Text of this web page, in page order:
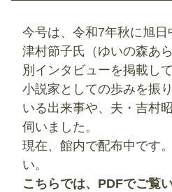
今号は、令和7年秋に旭日
津村節子氏（ゆいの森あ
別インタビューを掲載して
小説家としての歩みを振
いる出来事や、夫・吉村
伺いました。
現在、館内で配布中です
い。
こちらでは、PDFでご覧